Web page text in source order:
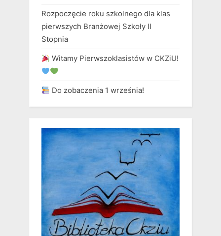
Rozpoczęcie roku szkolnego dla klas
pierwszych Branżowej Szkoły II
Stopnia
Witamy Pierwszoklasistów w CKZiU!
Do zobaczenia 1 września!